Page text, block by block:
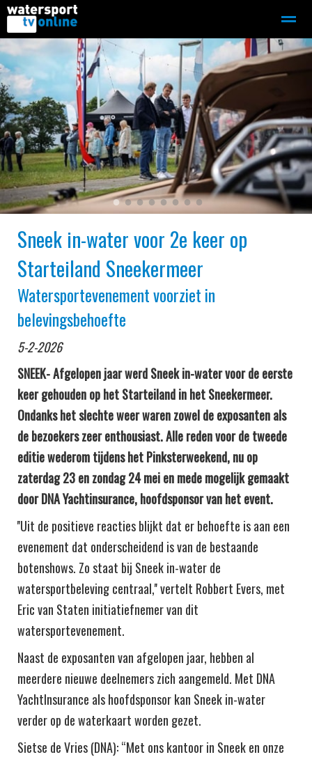
Zeilen Motorboot-sloep Adverteren Redactie
Home Contact Bellen Zoeken
●●●●●● ●●
Sneek in-water voor 2e keer op
Starteiland Sneekermeer
Watersportevenement voorziet in
belevingsbehoefte
5-2-2026
SNEEK- Afgelopen jaar werd Sneek in-water voor de eerste
keer gehouden op het Starteiland in het Sneekermeer.
Ondanks het slechte weer waren zowel de exposanten als
de bezoekers zeer enthousiast. Alle reden voor de tweede
editie wederom tijdens het Pinksterweekend, nu op
zaterdag 23 en zondag 24 mei en mede mogelijk gemaakt
door DNA Yachtinsurance, hoofdsponsor van het event.
''Uit de positieve reacties blijkt dat er behoefte is aan een
evenement dat onderscheidend is van de bestaande
botenshows. Zo staat bij Sneek in-water de
watersportbeleving centraal,'' vertelt Robbert Evers, met
Eric van Staten initiatiefnemer van dit
watersportevenement.
Naast de exposanten van afgelopen jaar, hebben al
meerdere nieuwe deelnemers zich aangemeld. Met DNA
YachtInsurance als hoofdsponsor kan Sneek in-water
verder op de waterkaart worden gezet.
Sietse de Vries (DNA): “Met ons kantoor in Sneek en onze